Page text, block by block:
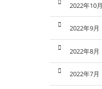
2022年10月
2022年9月
2022年8月
2022年7月